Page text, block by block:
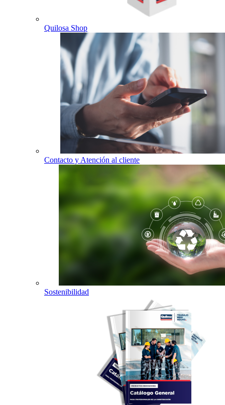
Quilosa Shop
Contacto y Atención al cliente
Sostenibilidad